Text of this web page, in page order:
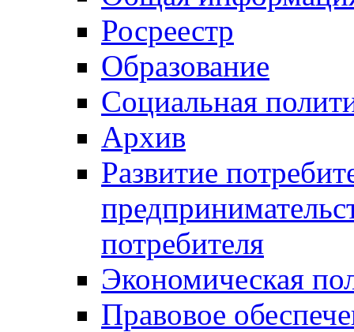
Росреестр
Образование
Социальная
Архив
Развитие
потребителя
Экономическая
Правовое